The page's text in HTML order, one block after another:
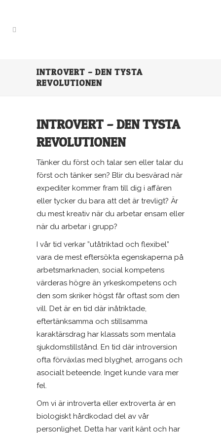
INTROVERT – DEN TYSTA
REVOLUTIONEN
INTROVERT – DEN TYSTA
REVOLUTIONEN
Tänker du först och talar sen eller talar du
först och tänker sen? Blir du besvärad när
expediter kommer fram till dig i affären
eller tycker du bara att det är trevligt? Är
du mest kreativ när du arbetar ensam eller
när du arbetar i grupp?
I vår tid verkar ”utåtriktad och flexibel”
vara de mest eftersökta egenskaperna på
arbetsmarknaden, social kompetens
värderas högre än yrkeskompetens och
den som skriker högst får oftast som den
vill. Det är en tid där inåtriktade,
eftertänksamma och stillsamma
karaktärsdrag har klassats som mentala
sjukdomstillstånd. En tid där introversion
ofta förväxlas med blyghet, arrogans och
asocialt beteende. Inget kunde vara mer
fel.
Om vi är introverta eller extroverta är en
biologiskt hårdkodad del av vår
personlighet. Detta har varit känt och har